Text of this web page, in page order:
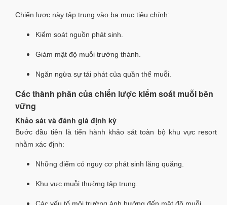
Chiến lược này tập trung vào ba mục tiêu chính:
Kiểm soát nguồn phát sinh.
Giảm mật độ muỗi trưởng thành.
Ngăn ngừa sự tái phát của quần thể muỗi.
Các thành phần của chiến lược kiểm soát muỗi bền
vững
Khảo sát và đánh giá định kỳ
Bước đầu tiên là tiến hành khảo sát toàn bộ khu vực resort
nhằm xác định:
Những điểm có nguy cơ phát sinh lăng quăng.
Khu vực muỗi thường tập trung.